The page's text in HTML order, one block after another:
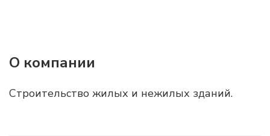
О компании
Строительство жилых и нежилых зданий.